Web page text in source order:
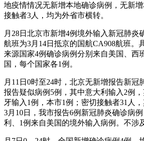
地疫情情况无新增本地确诊病例，无新
接触者3人，均为外省市横转。
月28日北京市新增4例境外输入新冠肺炎
航班为3月14日抵京的国航CA908航班。
来源国家4例确诊病例分别来自美国、西
国，每个国家各1例。
月11日0时至24时，北京无新增报告新冠
报告疑似病例5例，其中意大利输入2例
牙输入1例，本市1例；密切接触者31人，
3月10日，我市报告6例新冠肺炎确诊病
利、1例来自美国的境外输入病例。不涉